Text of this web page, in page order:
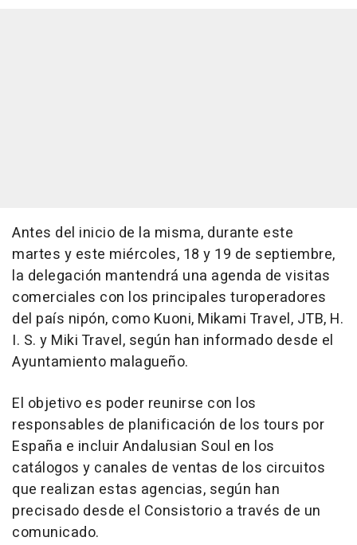
Antes del inicio de la misma, durante este
martes y este miércoles, 18 y 19 de septiembre,
la delegación mantendrá una agenda de visitas
comerciales con los principales turoperadores
del país nipón, como Kuoni, Mikami Travel, JTB, H.
I. S. y Miki Travel, según han informado desde el
Ayuntamiento malagueño.
El objetivo es poder reunirse con los
responsables de planificación de los tours por
España e incluir Andalusian Soul en los
catálogos y canales de ventas de los circuitos
que realizan estas agencias, según han
precisado desde el Consistorio a través de un
comunicado.